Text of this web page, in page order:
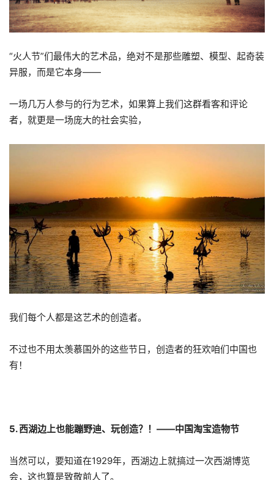
“火人节”们最伟大的艺术品，绝对不是那些雕塑、模型、起奇装
异服，而是它本身——
一场几万人参与的行为艺术，如果算上我们这群看客和评论
者，就更是一场庞大的社会实验，
我们每个人都是这艺术的创造者。
不过也不用太羡慕国外的这些节日，创造者的狂欢咱们中国也
有！
5. 西湖边上也能蹦野迪、玩创造？！——中国淘宝造物节
当然可以，要知道在1929年，西湖边上就搞过一次西湖博览
会，这也算是致敬前人了。